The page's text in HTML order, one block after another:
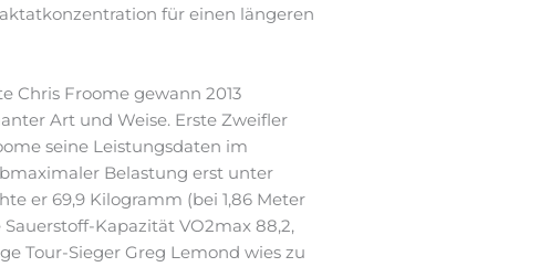
für einen längeren
Chris Froome gewann 2013
Art und Weise. Erste Zweifler
seine Leistungsdaten im
Belastung erst unter
er 69,9 Kilogramm (bei 1,86 Meter
Kapazität VO2max 88,2,
Tour-Sieger Greg Lemond wies zu